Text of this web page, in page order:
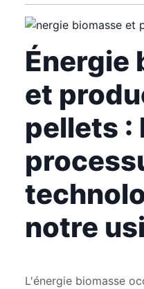
Énergie
et
pellets :
notre
L'énergie biomasse